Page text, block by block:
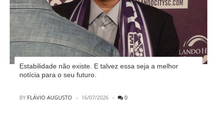
Estabilidade não existe. E talvez essa seja a melhor
notícia para o seu futuro.
POSTED
BY FLÁVIO AUGUSTO 16/07/2026 0